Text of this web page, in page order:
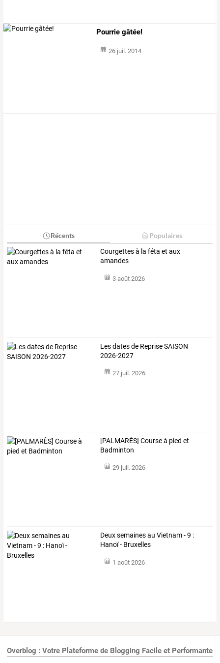
Pourrie gâtée!
26 juil. 2014
Récents Populaires
Courgettes à la féta et aux
amandes
3 août 2026
Les dates de Reprise SAISON
2026-2027
27 juil. 2026
[PALMARÈS] Course à pied et
Badminton
29 juil. 2026
Deux semaines au Vietnam - 9 :
Hanoï - Bruxelles
1 août 2026
Overblog : Votre Plateforme de Blogging Facile et Performante